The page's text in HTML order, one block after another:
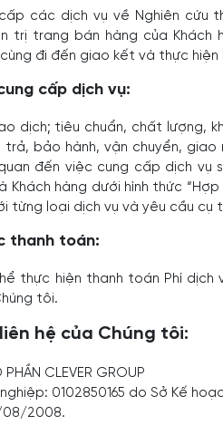
các dịch vụ về Nghiên cứu
trị trang bán hàng của Khách
đi đến giao kết và thực
cấp dịch vụ:
dịch; tiêu chuẩn, chất lượng,
trả, bảo hành, vận chuyển,
đến việc cung cấp dịch
Khách hàng dưới hình thức
từng loại dịch vụ và yêu cầu cụ
thanh toán:
thực hiện thanh toán Phí
tôi.
hệ của Chúng tôi:
CLEVER GROUP
0102850165 do Sở Kế
2008.